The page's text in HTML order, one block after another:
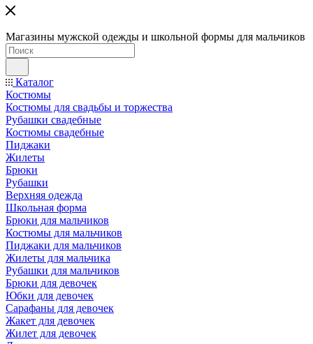
Магазины мужской одежды и школьной формы для мальчиков
Каталог
Костюмы
Костюмы для свадьбы и торжества
Рубашки свадебные
Костюмы свадебные
Пиджаки
Жилеты
Брюки
Рубашки
Верхняя одежда
Школьная форма
Брюки для мальчиков
Костюмы для мальчиков
Пиджаки для мальчиков
Жилеты для мальчика
Рубашки для мальчиков
Брюки для девочек
Юбки для девочек
Сарафаны для девочек
Жакет для девочек
Жилет для девочек